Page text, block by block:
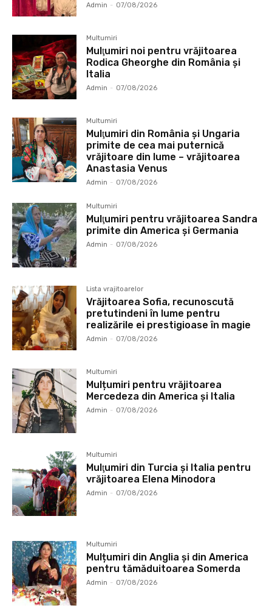
Admin - 07/08/2026
Multumiri
Mulţumiri noi pentru vrăjitoarea
Rodica Gheorghe din România și
Italia
Admin - 07/08/2026
Multumiri
Mulţumiri din România și Ungaria
primite de cea mai puternică
vrăjitoare din lume – vrăjitoarea
Anastasia Venus
Admin - 07/08/2026
Multumiri
Mulţumiri pentru vrăjitoarea Sandra
primite din America și Germania
Admin - 07/08/2026
Lista vrajitoarelor
Vrăjitoarea Sofia, recunoscută
pretutindeni în lume pentru
realizările ei prestigioase în magie
Admin - 07/08/2026
Multumiri
Mulțumiri pentru vrăjitoarea
Mercedeza din America și Italia
Admin - 07/08/2026
Multumiri
Mulţumiri din Turcia și Italia pentru
vrăjitoarea Elena Minodora
Admin - 07/08/2026
Multumiri
Mulțumiri din Anglia și din America
pentru tămăduitoarea Somerda
Admin - 07/08/2026